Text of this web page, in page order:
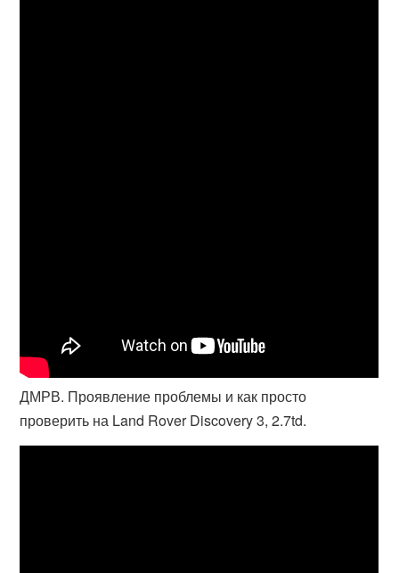
ДМРВ. Проявление проблемы и как просто
проверить на Land Rover Discovery 3, 2.7td.